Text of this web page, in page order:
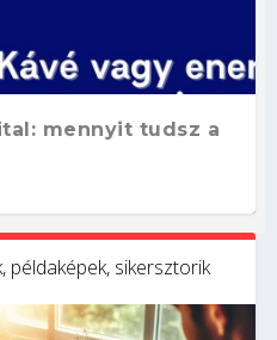
mennyit tudsz a
példaképek, sikersztorik